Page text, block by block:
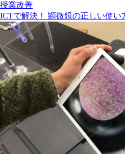
授業改善
ICTで解決！ 顕微鏡の正しい使い